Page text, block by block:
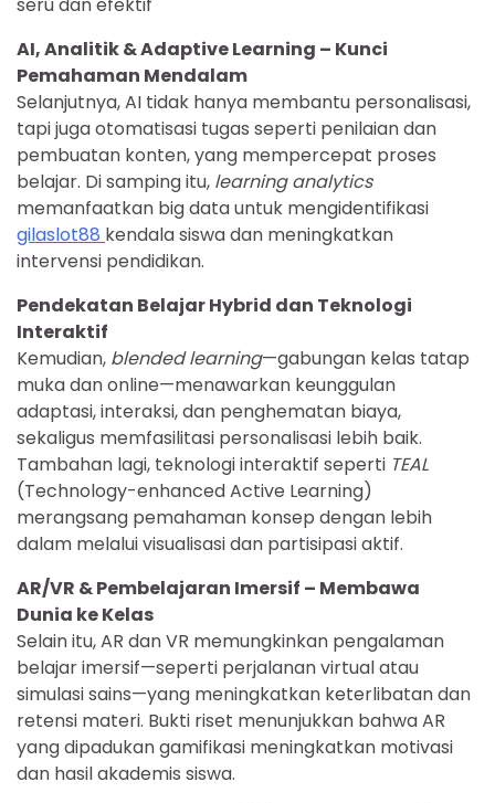
AI, Analitik & Adaptive Learning – Kunci
Pemahaman Mendalam
Selanjutnya, AI tidak hanya membantu personalisasi,
tapi juga otomatisasi tugas seperti penilaian dan
pembuatan konten, yang mempercepat proses
belajar. Di samping itu, learning analytics
memanfaatkan big data untuk mengidentifikasi
gilaslot88 kendala siswa dan meningkatkan
intervensi pendidikan.
Pendekatan Belajar Hybrid dan Teknologi
Interaktif
Kemudian, blended learning—gabungan kelas tatap
muka dan online—menawarkan keunggulan
adaptasi, interaksi, dan penghematan biaya,
sekaligus memfasilitasi personalisasi lebih baik.
Tambahan lagi, teknologi interaktif seperti TEAL
(Technology-enhanced Active Learning)
merangsang pemahaman konsep dengan lebih
dalam melalui visualisasi dan partisipasi aktif.
AR/VR & Pembelajaran Imersif – Membawa
Dunia ke Kelas
Selain itu, AR dan VR memungkinkan pengalaman
belajar imersif—seperti perjalanan virtual atau
simulasi sains—yang meningkatkan keterlibatan dan
retensi materi. Bukti riset menunjukkan bahwa AR
yang dipadukan gamifikasi meningkatkan motivasi
dan hasil akademis siswa.